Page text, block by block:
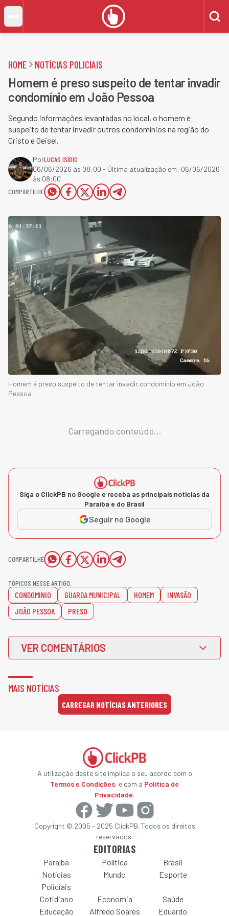
HOME NOTÍCIAS POLICIAIS
Homem é preso suspeito de tentar invadir
condomínio em João Pessoa
Segundo informações levantadas no local, o homem é
suspeito de tentar invadir outros condomínios na região do
Cristo e Geisel.
PorLUCAS ISÍDIO
06/06/2026 às 08:00 - Última atualização em: 06/06/2026
às 08:00
COMPARTILHE
Homem é preso suspeito de tentar invadir condomínio em João
Pessoa
Carregando conteúdo...
Siga o ClickPB no Google e receba as principais notícias da
Paraíba e do Brasil
Seguir no Google
COMPARTILHE
TÓPICOS NESSE ARTIGO:
CONDOMINIO GUARDA MUNICIPAL HOMEM
INVASÃO
JOÃO PESSOA
PRESO
VER COMENTÁRIOS
MAIS NOTÍCIAS
CARREGAR NOTÍCIAS ANTERIORES
A utilização deste site implica o seu acordo com o
Termos e Condições, e com a Política de
Privacidade.
Copyright © 2005 - 2025 ClickPB. Todos os direitos
reservados.
EDITORIAS
Paraíba Política
Brasil
Notícias
Policiais
Mundo Esporte
Cotidiano Economia
Saúde
Educação
Alfredo Soares Eduardo